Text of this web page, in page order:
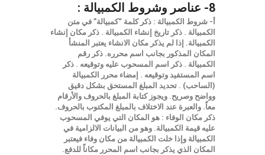
8- عناصر وشروط الكمبيالة :
أ- شروط الكمبيالة : ذكر كلمة “كمبيالة” في متن
الكمبيالة . ذكر تاريخ إنشاء الكمبيالة . ذكر مكان إنشاء
الكمبيالة. إذا لم يذكر مكان الانشاء يعتبر المنشأ
المكان المذكور بجانب اسم محرره. ذكر رقم
الكمبيالة . ذكر اسم المسحوب عليه وتوقيعه . ذكر
اسم المستفيد وتوقيعه . إمضاء محرر الكمبيالة
(الساحب) . تحديد المبلغ المستحق بشكل دقيق
وواضح وصريح. ويجوز كتابة المبلغ بالحروف والأرقام
معاً. والعبرة عند الاختلاف بالمبلغ المكتوب بالحروف.
ذكر مكان الوفاء : هو المكان التي يوفي المسحوب
عليه قيمة الكمبيالة. وهو من البيانات الالزامية في
الكمبيالة وإذا خلت الكمبيالة من مكان وفاء فيعتبر
المكان الذي يذكر بجانب اسم المحرر مكاناً للدفع.